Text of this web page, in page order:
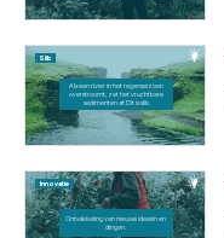
Slib
Als een rivier in het regenseizoen
overstroomt, zet het vruchtbare
sedimenten af. Dit is slib.
Innovatie
Ontwikkeling van nieuwe ideeën en
dingen.